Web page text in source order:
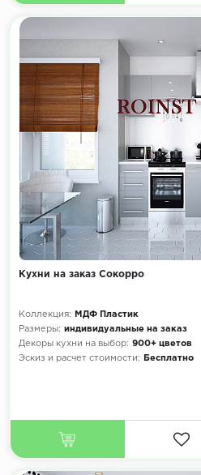
Кухни на заказ Сокорро
Коллекция:
МДФ Пластик
Размеры: индивидуальные на заказ
Декоры кухни на выбор: 900+ цветов
Эскиз и расчет стоимости:
Бесплатно